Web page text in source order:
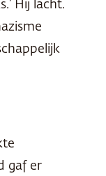
Hij lacht.
gaf er